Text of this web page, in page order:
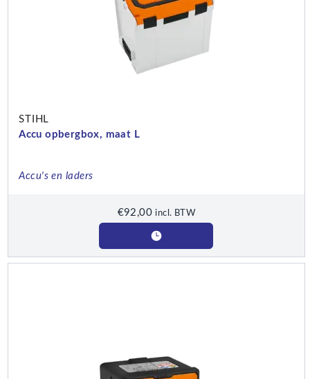
STIHL
Accu opbergbox, maat L
Accu's en laders
€92,00 incl. BTW